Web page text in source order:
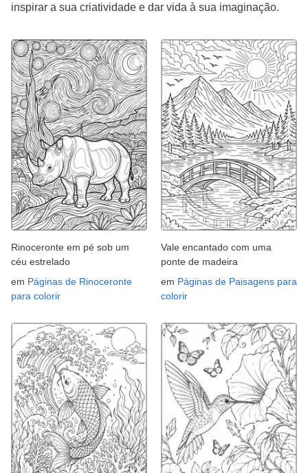
inspirar a sua criatividade e dar vida à sua imaginação.
Rinoceronte em pé sob um
céu estrelado
em Páginas de Rinoceronte
para colorir
Vale encantado com uma
ponte de madeira
em Páginas de Paisagens para
colorir